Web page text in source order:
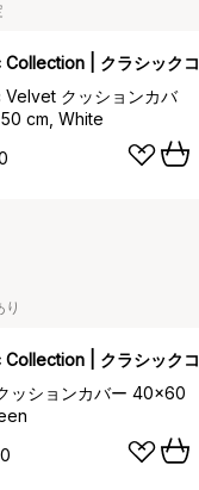
Collection | クラシック
Velvet クッションカバ
cm, White
り
Collection | クラシック
ッションカバー 40x60